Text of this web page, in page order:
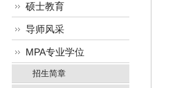
硕士教育
导师风采
MPA专业学位
招生简章